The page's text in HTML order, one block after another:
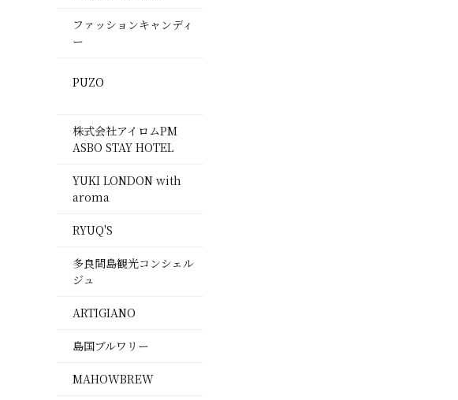
ファッションキャンディ
ー
PUZO
株式会社アイロムPM
ASBO STAY HOTEL
YUKI LONDON with
aroma
RYUQ'S
多良間島観光コンシェル
ジュ
ARTIGIANO
島国ブルワリー
MAHOWBREW